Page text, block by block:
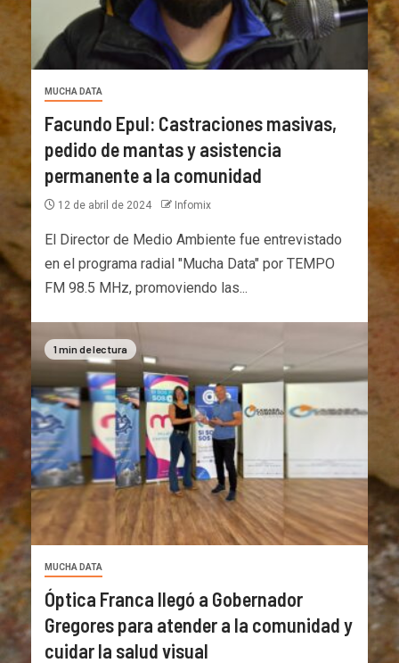
MUCHA DATA
Facundo Epul: Castraciones masivas,
pedido de mantas y asistencia
permanente a la comunidad
12 de abril de 2024 Infomix
El Director de Medio Ambiente fue entrevistado
en el programa radial "Mucha Data" por TEMPO
FM 98.5 MHz, promoviendo las...
1 min de lectura
MUCHA DATA
Óptica Franca llegó a Gobernador
Gregores para atender a la comunidad y
cuidar la salud visual